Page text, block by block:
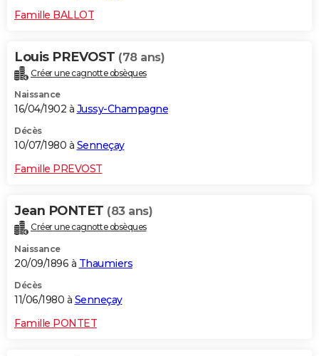
Famille BALLOT
Louis PREVOST (78 ans)
Créer une cagnotte obsèques
Naissance
16/04/1902 à Jussy-Champagne
Décès
10/07/1980 à Senneçay
Famille PREVOST
Jean PONTET (83 ans)
Créer une cagnotte obsèques
Naissance
20/09/1896 à Thaumiers
Décès
11/06/1980 à Senneçay
Famille PONTET